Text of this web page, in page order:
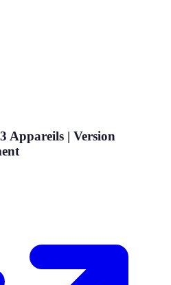
Appareils | Version